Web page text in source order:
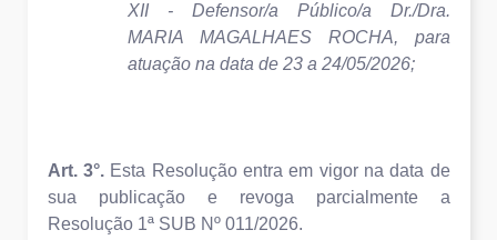
XII - Defensor/a Público/a Dr./Dra.
MARIA MAGALHAES ROCHA, para
atuação na data de 23 a 24/05/2026;
Art. 3°.Esta Resolução entra em vigor na data de
sua publicação e revoga parcialmente a
Resolução 1ª SUB Nº 011/2026.